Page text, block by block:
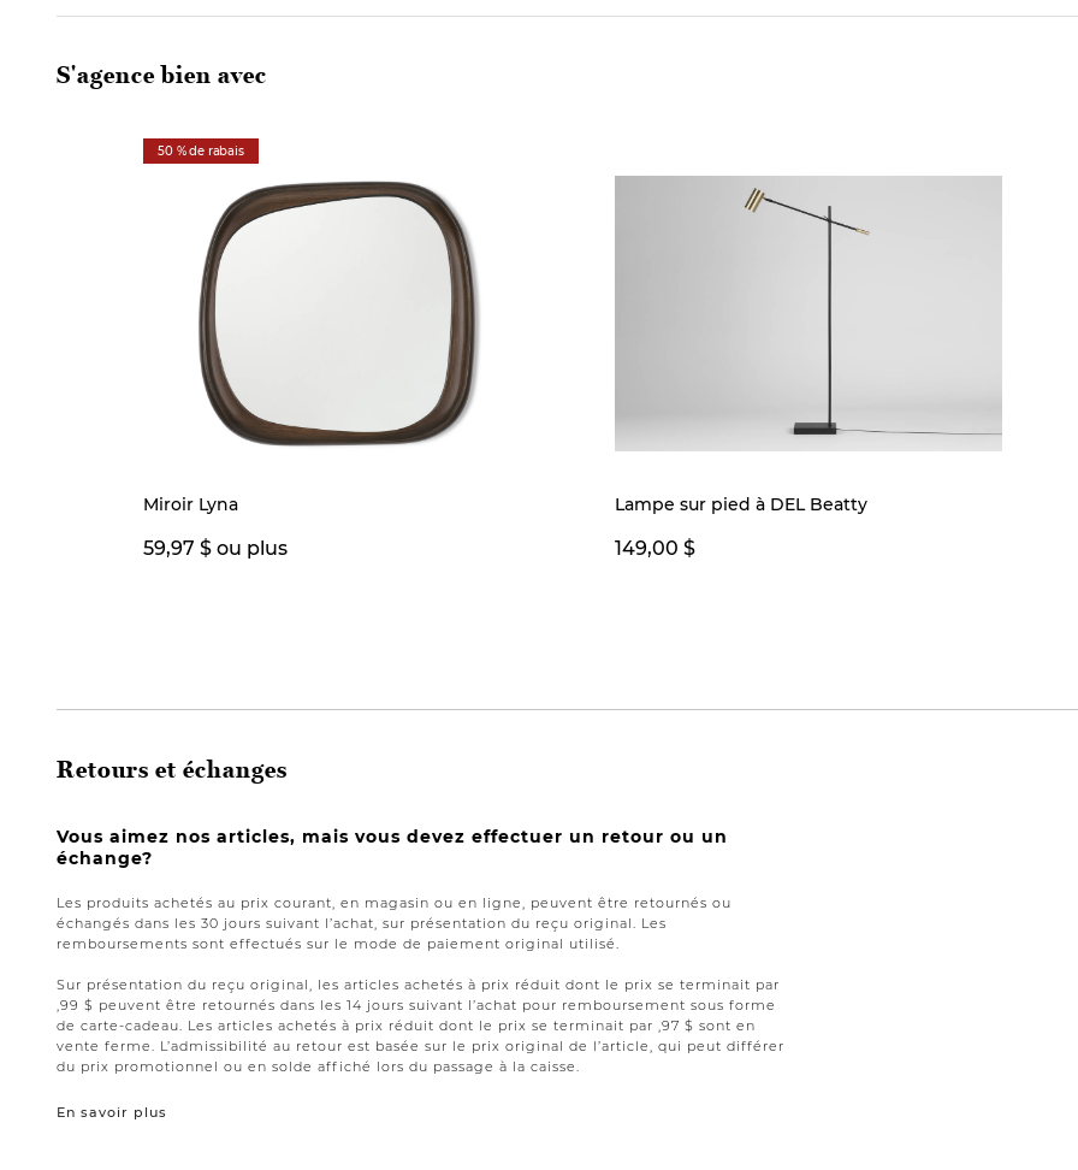
S'agence bien avec
50 % de rabais
Miroir Lyna
59,97 $ ou plus
Lampe sur pied à DEL Beatty
149,00 $
Retours et échanges
Vous aimez nos articles, mais vous devez effectuer un retour ou un
échange?
Les produits achetés au prix courant, en magasin ou en ligne, peuvent être retournés ou
échangés dans les 30 jours suivant l’achat, sur présentation du reçu original. Les
remboursements sont effectués sur le mode de paiement original utilisé.
Sur présentation du reçu original, les articles achetés à prix réduit dont le prix se terminait par
,99 $ peuvent être retournés dans les 14 jours suivant l’achat pour remboursement sous forme
de carte-cadeau. Les articles achetés à prix réduit dont le prix se terminait par ,97 $ sont en
vente ferme. L’admissibilité au retour est basée sur le prix original de l’article, qui peut différer
du prix promotionnel ou en solde affiché lors du passage à la caisse.
En savoir plus